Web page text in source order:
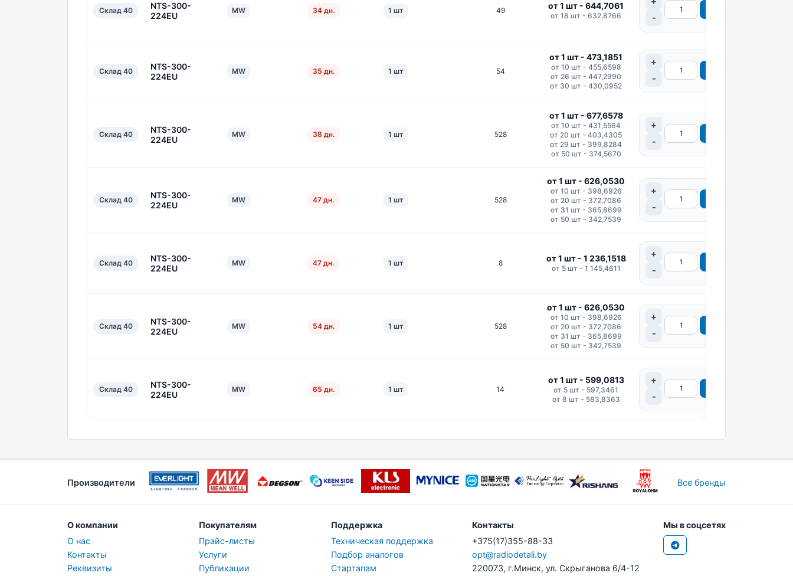
Склад 40
NTS-300-
224EU
MW 34 дн. 1 шт 49 от 1 шт - 644,7061
от 18 шт - 632,8766
Склад 40
NTS-300-
224EU
MW 35 дн. 1 шт 54
от 1 шт - 473,1851
от 10 шт - 455,6598
от 26 шт - 447,2990
от 30 шт - 430,0952
Склад 40
NTS-300-
224EU
MW 38 дн. 1 шт 528
от 1 шт - 677,6578
от 10 шт - 431,5564
от 20 шт - 403,4305
от 29 шт - 399,8284
от 50 шт - 374,5670
Склад 40
NTS-300-
224EU
MW 47 дн. 1 шт 528
от 1 шт - 626,0530
от 10 шт - 398,6926
от 20 шт - 372,7086
от 31 шт - 365,8699
от 50 шт - 342,7539
Склад 40
NTS-300-
224EU
MW 47 дн. 1 шт 8 от 1 шт - 1 236,1518
от 5 шт - 1 145,4611
Склад 40
NTS-300-
224EU
MW 54 дн. 1 шт 528
от 1 шт - 626,0530
от 10 шт - 398,6926
от 20 шт - 372,7086
от 31 шт - 365,8699
от 50 шт - 342,7539
Склад 40
NTS-300-
224EU
MW 65 дн. 1 шт 14
от 1 шт - 599,0813
от 5 шт - 597,3461
от 8 шт - 583,8363
Производители Все бренды
О компании
О нас
Контакты
Реквизиты
Покупателям
Прайс-листы
Услуги
Публикации
Поддержка
Техническая поддержка
Подбор аналогов
Стартапам
Контакты
+375(17)355-88-33
opt@radiodetali.by
220073, г.Минск, ул. Скрыганова 6/4-12
Мы в соцсетях